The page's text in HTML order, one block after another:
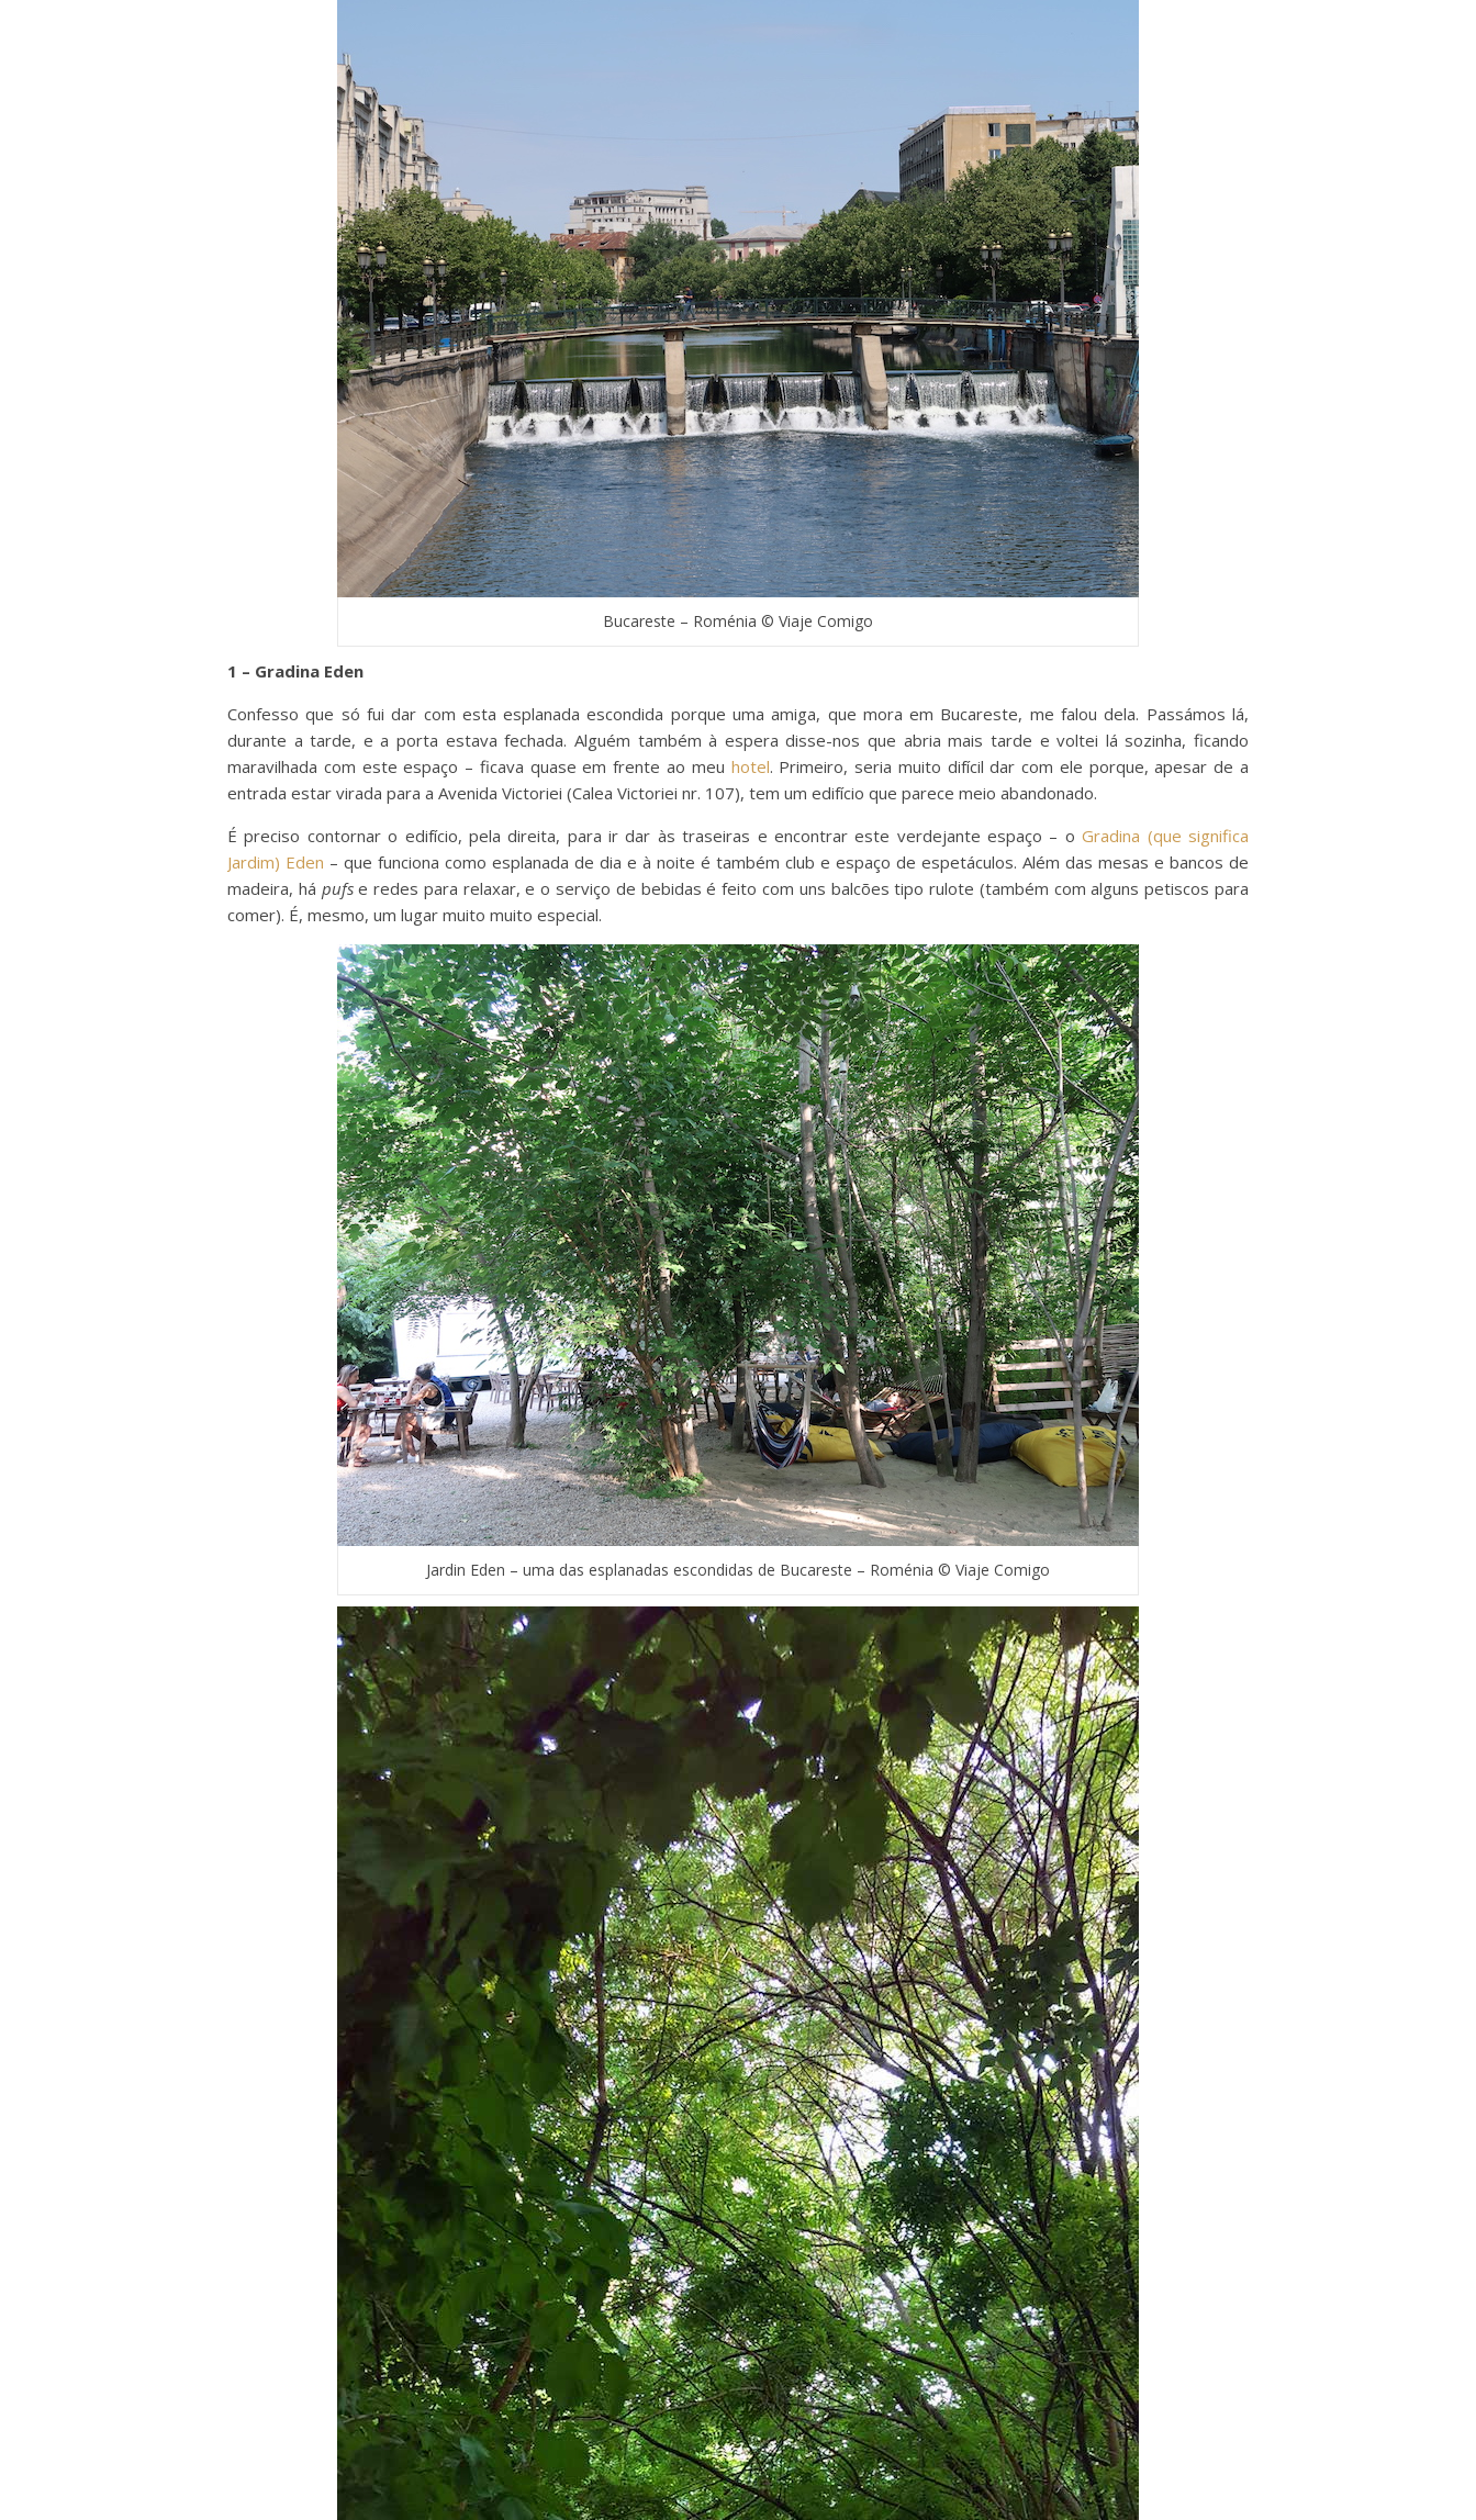
Bucareste – Roménia © Viaje Comigo
1 – Gradina Eden
Confesso que só fui dar com esta esplanada escondida porque uma amiga, que mora em Bucareste, me falou dela. Passámos lá,
durante a tarde, e a porta estava fechada. Alguém também à espera disse-nos que abria mais tarde e voltei lá sozinha, ficando
maravilhada com este espaço – ficava quase em frente ao meu hotel. Primeiro, seria muito difícil dar com ele porque, apesar de a
entrada estar virada para a Avenida Victoriei (Calea Victoriei nr. 107), tem um edifício que parece meio abandonado.
É preciso contornar o edifício, pela direita, para ir dar às traseiras e encontrar este verdejante espaço – oGradina (que significa
Jardim) Eden – que funciona como esplanada de dia e à noite é também club e espaço de espetáculos. Além das mesas e bancos de
madeira, há pufse redes para relaxar, e o serviço de bebidas é feito com uns balcões tipo rulote (também com alguns petiscos para
comer). É, mesmo, um lugar muito muito especial.
Jardin Eden – uma das esplanadas escondidas de Bucareste – Roménia © Viaje Comigo